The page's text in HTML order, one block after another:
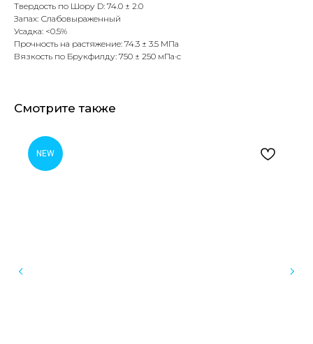
Твердость по Шору D: 74.0 ± 2.0
Запах: Слабовыраженный
Усадка: <0.5%
Прочность на растяжение: 74.3 ± 3.5 МПа
Вязкость по Брукфилду: 750 ± 250 мПа·с
Смотрите также
NEW